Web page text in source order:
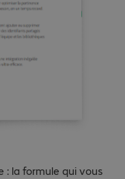
: la formule qui vous